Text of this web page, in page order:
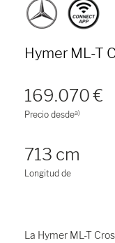
Hymer ML-T
169.070 €
Precio desdea)
713 cm
Longitud de
La Hymer ML-T